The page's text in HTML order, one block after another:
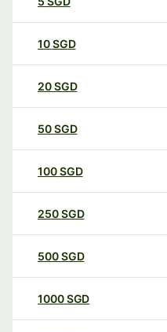
10SGD
20SGD
50SGD
100SGD
250SGD
500SGD
1000SGD